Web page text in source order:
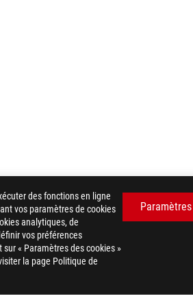
des fonctions en ligne
vos paramètres de cookies
analytiques, de
vos préférences
« Paramètres des cookies »
la page Politique de